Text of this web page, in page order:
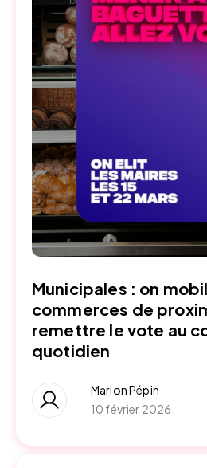
Municipales : on
commerces de
remettre le vote au
quotidien
Marion Pépin
10 février 2026